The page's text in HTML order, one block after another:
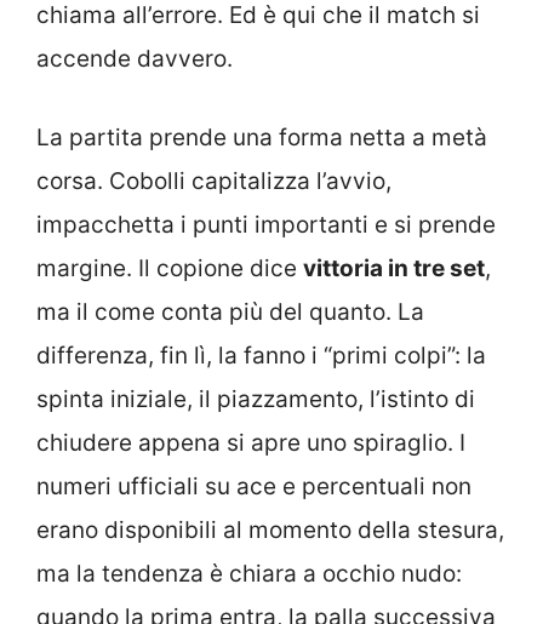
chiama all’errore. Ed è qui che il match si
accende davvero.
La partita prende una forma netta a metà
corsa. Cobolli capitalizza l’avvio,
impacchetta i punti importanti e si prende
margine. Il copione dice vittoria in tre set,
ma il come conta più del quanto. La
differenza, fin lì, la fanno i “primi colpi”: la
spinta iniziale, il piazzamento, l’istinto di
chiudere appena si apre uno spiraglio. I
numeri ufficiali su ace e percentuali non
erano disponibili al momento della stesura,
ma la tendenza è chiara a occhio nudo:
quando la prima entra, la palla successiva